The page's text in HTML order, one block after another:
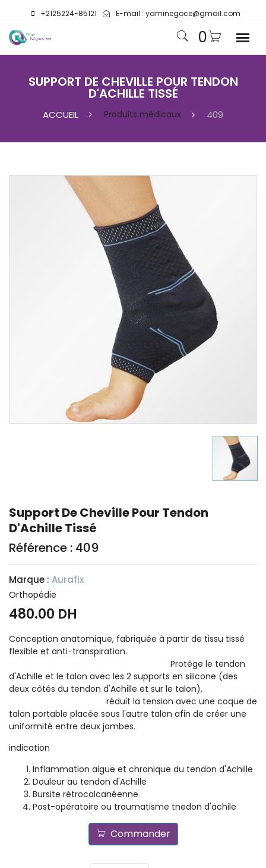
+2125224-85121 E-mail : yaminegoce@gmail.com
0
SUPPORT DE CHEVILLE POUR TENDON
D'ACHILLE TISSÉ
ACCUEIL Produits médicaux 409
Support De Cheville Pour Tendon
D'Achille Tissé
Référence : 409
Marque : Aurafix
Orthopédie
480.00 DH
Conception anatomique, fabriquée à partir de tissu tissé
flexible et anti-transpiration.
Protège le tendon
d'Achille et le talon avec les 2 supports en silicone (des
deux côtés du tendon d'Achille et sur le talon),
réduit la tension avec une coque de
talon portable placée sous l'autre talon afin de créer une
uniformité entre deux jambes.
indication
Inflammation aiguë et chronique du tendon d'Achille
Douleur au tendon d'Achille
Bursite rétrocalcanéenne
Post-opératoire ou traumatisme tnedon d'achile
Commander